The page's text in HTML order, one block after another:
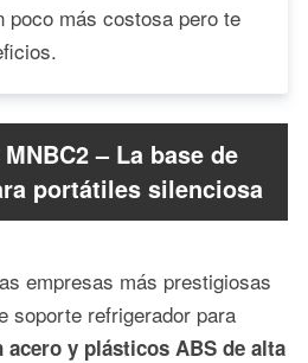
poco más costosa pero te
– La base de
portátiles silenciosa
empresas más prestigiosas
soporte refrigerador para
acero y plásticos ABS de alta